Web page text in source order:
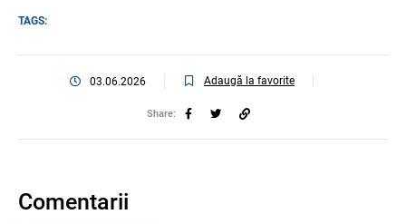
TAGS:
03.06.2026 Adaugă la favorite
Share:
Comentarii